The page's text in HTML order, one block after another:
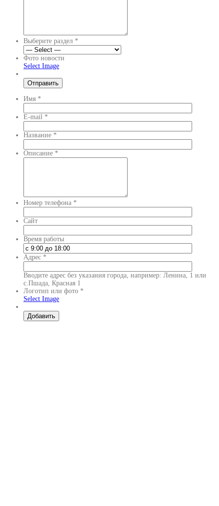
Выберите раздел *
Фото новости
Select Image
Имя *
E-mail *
Название *
Описание *
Номер телефона *
Сайт
Время работы
Адрес *
Вводите адрес без указания города, например: Ленина, 1 или
с.Пшада, Красная 1
Логотип или фото *
Select Image